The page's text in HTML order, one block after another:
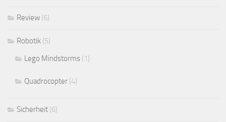
Review (6)
Robotik (5)
Lego Mindstorms (1)
Quadrocopter (4)
Sicherheit (6)